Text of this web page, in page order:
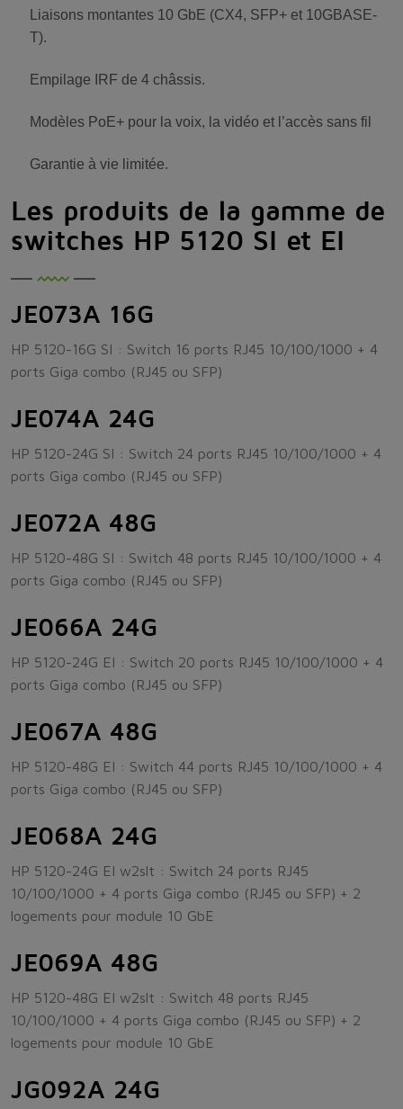
Liaisons montantes 10 GbE (CX4, SFP+ et 10GBASE-
T).
Empilage IRF de 4 châssis.
Modèles PoE+ pour la voix, la vidéo et l’accès sans fil
Garantie à vie limitée.
Les produits de la gamme de
switches HP 5120 SI et EI
JE073A 16G
HP 5120-16G SI : Switch 16 ports RJ45 10/100/1000 + 4
ports Giga combo (RJ45 ou SFP)
JE074A 24G
HP 5120-24G SI : Switch 24 ports RJ45 10/100/1000 + 4
ports Giga combo (RJ45 ou SFP)
JE072A 48G
HP 5120-48G SI : Switch 48 ports RJ45 10/100/1000 + 4
ports Giga combo (RJ45 ou SFP)
JE066A 24G
HP 5120-24G EI : Switch 20 ports RJ45 10/100/1000 + 4
ports Giga combo (RJ45 ou SFP)
JE067A 48G
HP 5120-48G EI : Switch 44 ports RJ45 10/100/1000 + 4
ports Giga combo (RJ45 ou SFP)
JE068A 24G
HP 5120-24G EI w2slt : Switch 24 ports RJ45
10/100/1000 + 4 ports Giga combo (RJ45 ou SFP) + 2
logements pour module 10 GbE
JE069A 48G
HP 5120-48G EI w2slt : Switch 48 ports RJ45
10/100/1000 + 4 ports Giga combo (RJ45 ou SFP) + 2
logements pour module 10 GbE
JG092A 24G